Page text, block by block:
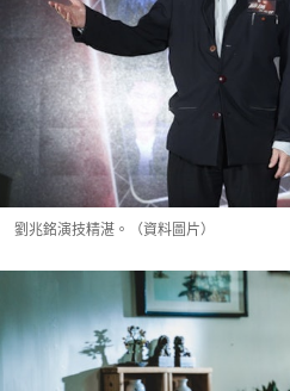
劉兆銘演技精湛。（資料圖片）